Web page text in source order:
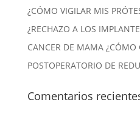
¿CÓMO VIGILAR MIS
¿RECHAZO A LOS
CANCER DE MAMA ¿CÓMO
POSTOPERATORIO DE
Comentarios